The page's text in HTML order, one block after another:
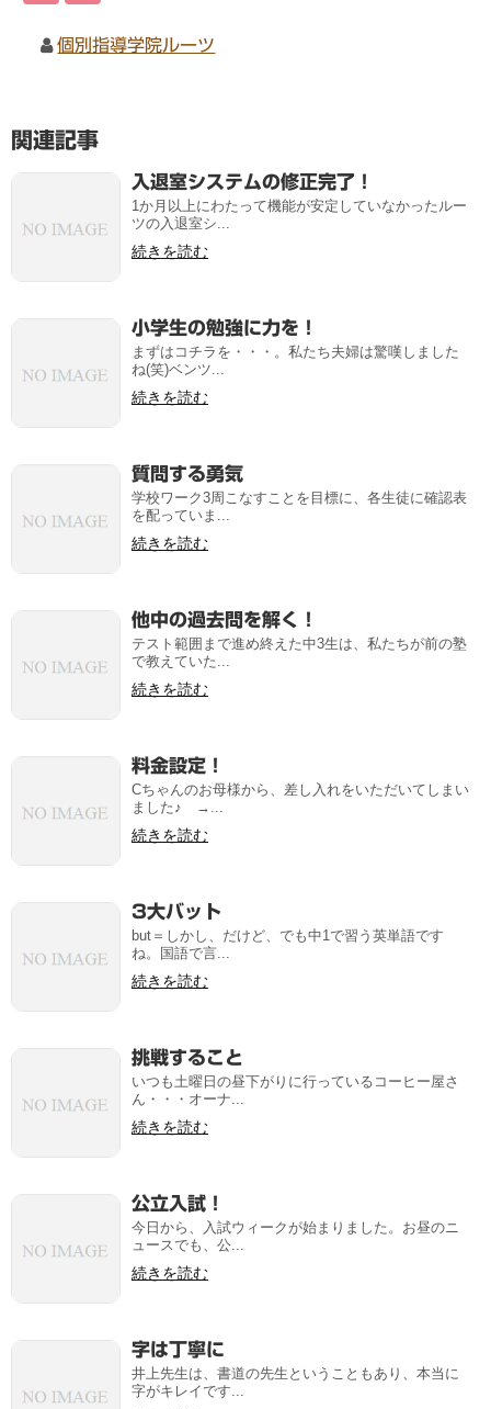
個別指導学院ルーツ
関連記事
入退室システムの修正完了！
1か月以上にわたって機能が安定していなかったルー
ツの入退室シ...
続きを読む
小学生の勉強に力を！
まずはコチラを・・・。私たち夫婦は驚嘆しました
ね(笑)ベンツ...
続きを読む
質問する勇気
学校ワーク3周こなすことを目標に、各生徒に確認表
を配っていま...
続きを読む
他中の過去問を解く！
テスト範囲まで進め終えた中3生は、私たちが前の塾
で教えていた...
続きを読む
料金設定！
Cちゃんのお母様から、差し入れをいただいてしまい
ました♪ →...
続きを読む
3大バット
but＝しかし、だけど、でも中1で習う英単語です
ね。国語で言...
続きを読む
挑戦すること
いつも土曜日の昼下がりに行っているコーヒー屋さ
ん・・・オーナ...
続きを読む
公立入試！
今日から、入試ウィークが始まりました。お昼のニ
ュースでも、公...
続きを読む
字は丁寧に
井上先生は、書道の先生ということもあり、本当に
字がキレイです...